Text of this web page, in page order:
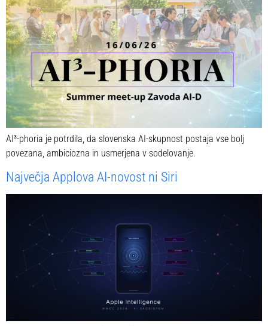
AI³-phoria je potrdila, da slovenska AI-skupnost postaja vse bolj
povezana, ambiciozna in usmerjena v sodelovanje.
Največja Applova AI-novost ni Siri